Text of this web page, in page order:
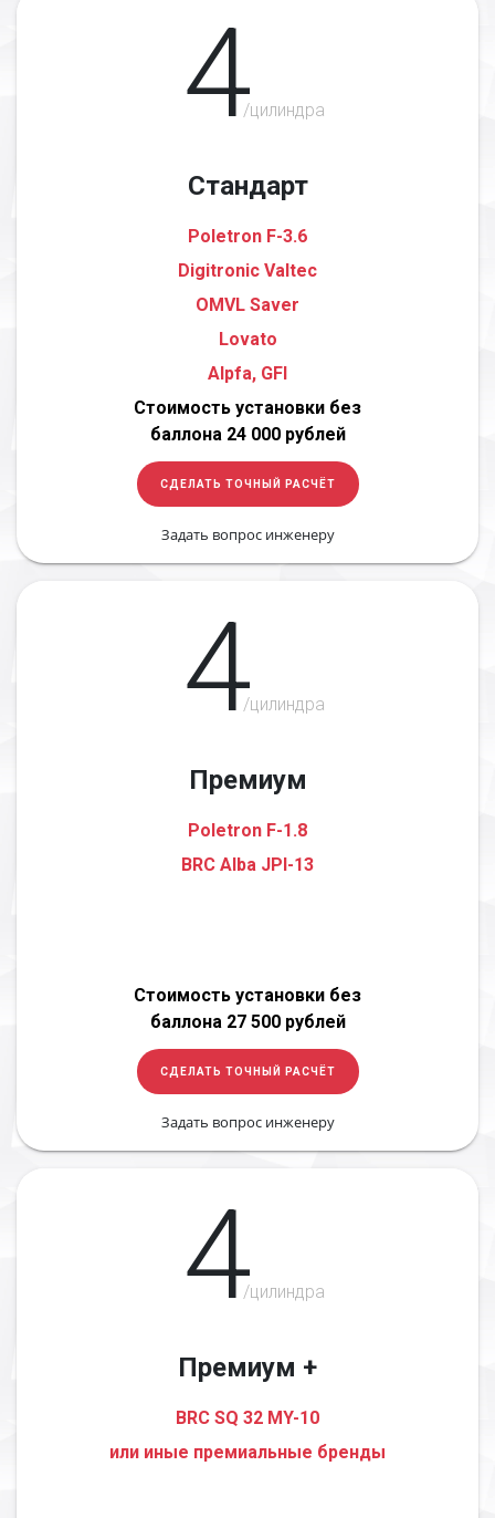
4/цилиндра
Стандарт
Poletron F-3.6
Digitronic Valtec
OMVL Saver
Lovato
Alpfa, GFI
Стоимость установки без
баллона 24 000 рублей
СДЕЛАТЬ ТОЧНЫЙ РАСЧЁТ
Задать вопрос инженеру
4/цилиндра
Премиум
Poletron F-1.8
BRC Alba JPI-13
Стоимость установки без
баллона 27 500 рублей
СДЕЛАТЬ ТОЧНЫЙ РАСЧЁТ
Задать вопрос инженеру
4/цилиндра
Премиум +
BRC SQ 32 MY-10
или иные премиальные бренды